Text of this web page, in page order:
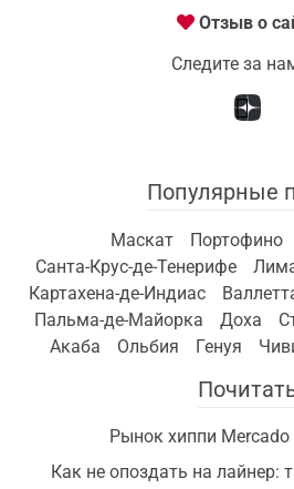
Отзыв о
Следите за
Популярные
Маскат Портофино
Санта-Крус-де-Тенерифе
Картахена-де-Индиас
Пальма-де-Майорка
Доха
Акаба
Ольбия Генуя
Рынок хиппи Mercado
Как не опоздать на лайнер: